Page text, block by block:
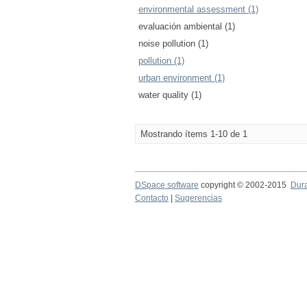
environmental assessment (1)
evaluación ambiental (1)
noise pollution (1)
pollution (1)
urban environment (1)
water quality (1)
Mostrando ítems 1-10 de 1
DSpace software copyright © 2002-2015
Contacto
Sugerencias